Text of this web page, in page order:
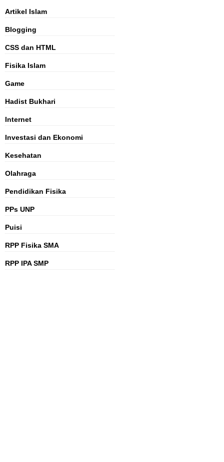
Artikel Islam
Blogging
CSS dan HTML
Fisika Islam
Game
Hadist Bukhari
Internet
Investasi dan Ekonomi
Kesehatan
Olahraga
Pendidikan Fisika
PPs UNP
Puisi
RPP Fisika SMA
RPP IPA SMP